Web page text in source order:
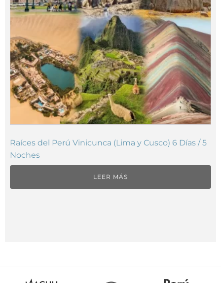
Raíces del Perú Vinicunca (Lima y Cusco) 6 Días / 5
Noches
LEER MÁS